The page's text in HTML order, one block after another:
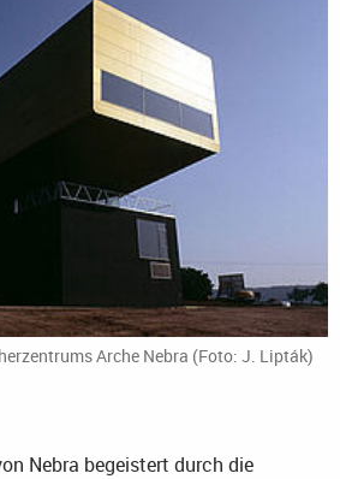
Arche Nebra (Foto: J. Lipták)
Nebra begeistert durch die